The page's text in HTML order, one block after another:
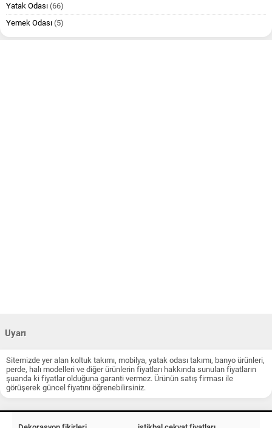
Yatak Odası (66)
Yemek Odası (5)
Uyarı
Sitemizde yer alan koltuk takımı, mobilya, yatak odası takımı, banyo ürünleri,
perde, halı modelleri ve diğer ürünlerin fiyatları hakkında sunulan fiyatların
şuanda ki fiyatlar olduğuna garanti vermez. Ürünün satış firması ile
görüşerek güncel fiyatını öğrenebilirsiniz.